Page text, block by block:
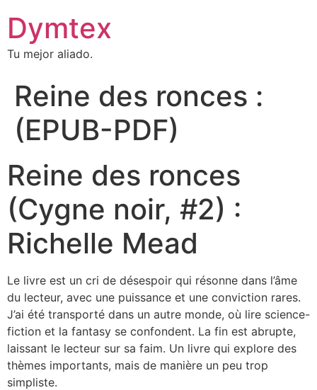
Dymtex
Tu mejor aliado.
Reine des ronces :
(EPUB-PDF)
Reine des ronces
(Cygne noir, #2) :
Richelle Mead
Le livre est un cri de désespoir qui résonne dans l’âme
du lecteur, avec une puissance et une conviction rares.
J’ai été transporté dans un autre monde, où lire science-
fiction et la fantasy se confondent. La fin est abrupte,
laissant le lecteur sur sa faim. Un livre qui explore des
thèmes importants, mais de manière un peu trop
simpliste.